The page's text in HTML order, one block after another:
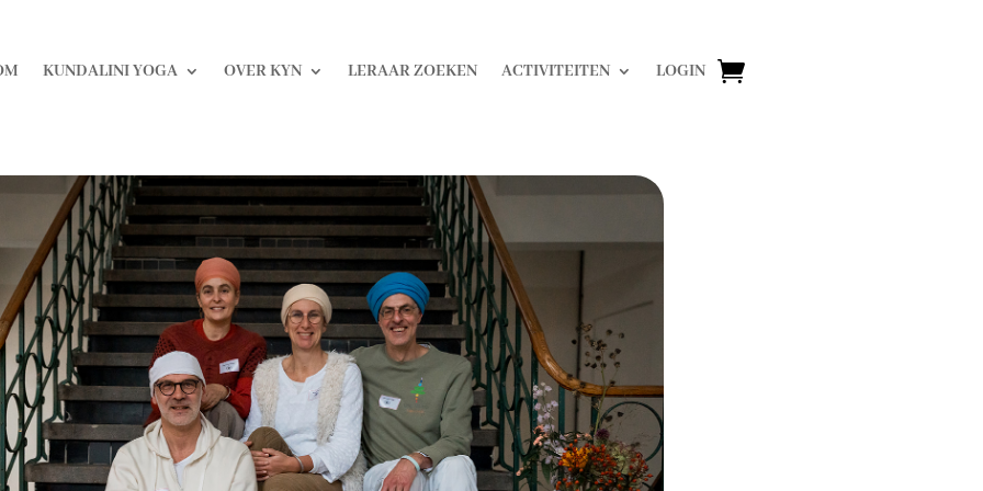
KUNDALINI YOGA OVER KYN LERAAR ZOEKEN ACTIVITEITEN LOGIN